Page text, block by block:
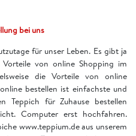
bei uns
für unser Leben. Es gibt ja
von online Shopping im
die Vorteile von online
bestellen ist einfachste und
Teppich für Zuhause bestellen
Computer erst hochfahren.
www.teppium.de aus unserem